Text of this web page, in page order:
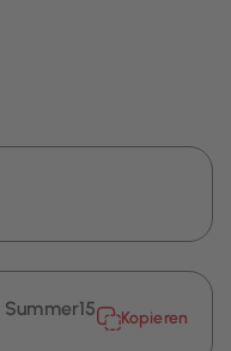
Summer15 Kopieren